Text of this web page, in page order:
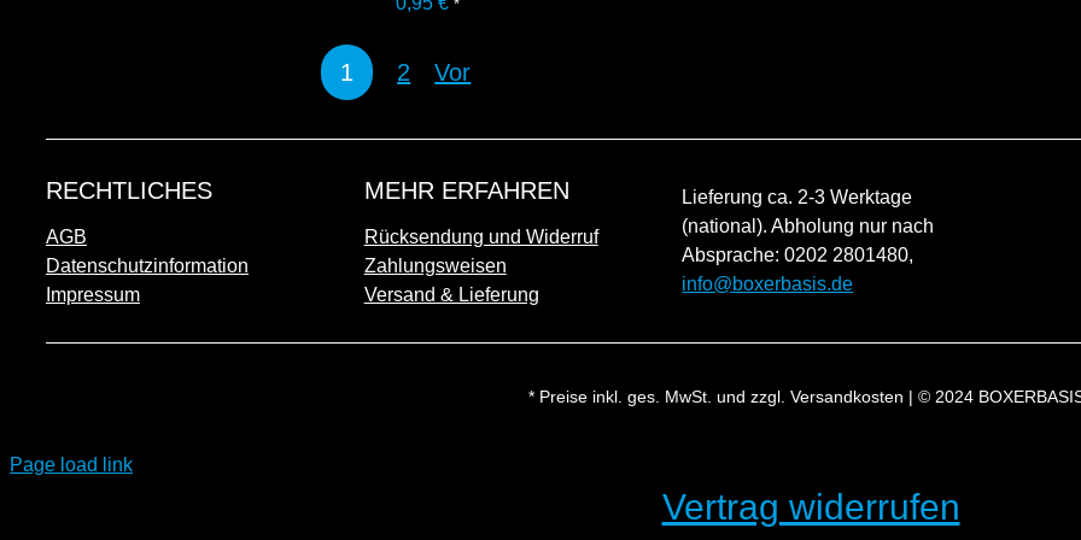
*
1 2 Vor
RECHTLICHES
AGB
Datenschutzinformation
Impressum
MEHR ERFAHREN
Rücksendung und Widerruf
Zahlungsweisen
Versand & Lieferung
Lieferung ca. 2-3 Werktage
(national). Abholung nur nach
Absprache: 0202 2801480,
info@boxerbasis.de
* Preise inkl. ges. MwSt. und zzgl. Versandkosten | © 2024
Page load link
Vertrag widerrufen